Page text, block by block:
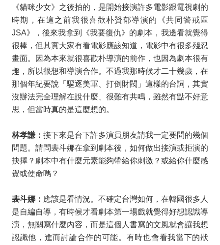
《貓咪少女》之後拍的，是開始接演許多電影跟電視劇的
時期，在這之前我很喜歡朴贊郁導演的《共同警戒區
JSA》，後來我拿到《我要復仇》的劇本，我邊看就覺得
很棒，但其實大家有看電影應該知道，電影中有很多殘忍
畫面。因為本來就很喜歡朴導演的前作，也因為劇本很有
趣，所以很想和導演合作。不過我那時候才二十幾歲，在
那個年紀要說「驅逐美軍、打倒財閥」這樣的台詞，其實
沒辦法完全理解在說什麼、很難有共鳴，雖然有點不好意
思，但當時真的是這麼想的。
林孝謙： 接下來是台下許多演員朋友請我一定要問的幾個
問題。請問裴斗娜在拿到劇本後，如何做出接演或拒演的
抉擇？劇本中有什麼元素能夠帶給你刺激？或給你什麼感
覺或使命嗎？
裴斗娜： 應該是看情況。不確定台灣如何，在韓國很多人
是自編自導，有時候才看劇本第一場戲就覺得好想認識導
演，無關寫什麼內容，而是這個人書寫的文風就會讓我想
認識他，進而討論合作的可能。有時也會看我當下的狀